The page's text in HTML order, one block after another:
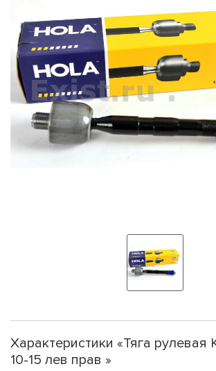
Характеристики «Тяга рулевая
10-15 лев прав »